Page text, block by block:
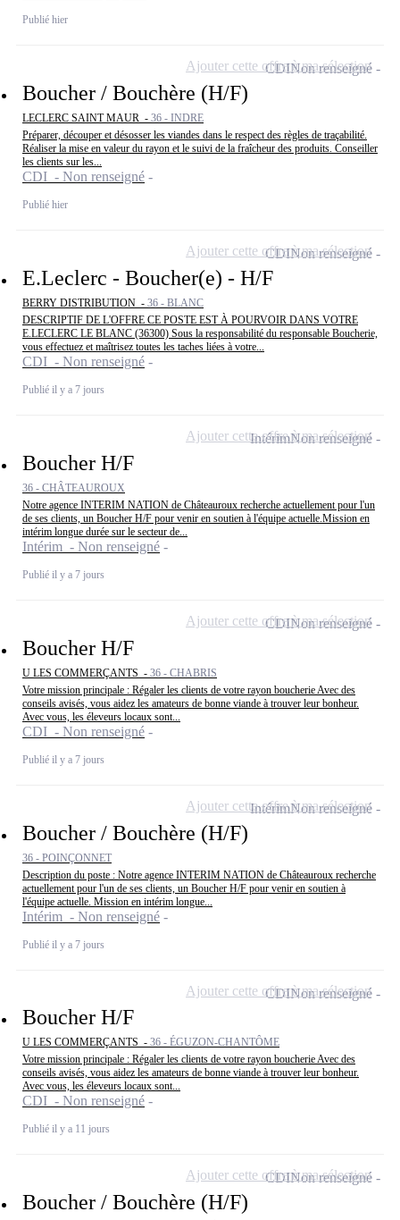
Publié hier
Boucher / Bouchère (H/F)
LECLERC SAINT MAUR - 36 - INDRE
Préparer, découper et désosser les viandes dans le respect des règles de traçabilité.
Réaliser la mise en valeur du rayon et le suivi de la fraîcheur des produits. Conseiller
les clients sur les...
CDI - Non renseigné
Publié hier
CDINon renseigné
Ajouter cette offre à ma sélection
E.Leclerc - Boucher(e) - H/F
BERRY DISTRIBUTION - 36 - BLANC
DESCRIPTIF DE L'OFFRE CE POSTE EST À POURVOIR DANS VOTRE
E.LECLERC LE BLANC (36300) Sous la responsabilité du responsable Boucherie,
vous effectuez et maîtrisez toutes les taches liées à votre...
CDI - Non renseigné
Publié il y a 7 jours
CDINon renseigné
Ajouter cette offre à ma sélection
Boucher H/F
36 - CHÂTEAUROUX
Notre agence INTERIM NATION de Châteauroux recherche actuellement pour l'un
de ses clients, un Boucher H/F pour venir en soutien à l'équipe actuelle.Mission en
intérim longue durée sur le secteur de...
Intérim - Non renseigné
Publié il y a 7 jours
IntérimNon renseigné
Ajouter cette offre à ma sélection
Boucher H/F
U LES COMMERÇANTS - 36 - CHABRIS
Votre mission principale : Régaler les clients de votre rayon boucherie Avec des
conseils avisés, vous aidez les amateurs de bonne viande à trouver leur bonheur.
Avec vous, les éleveurs locaux sont...
CDI - Non renseigné
Publié il y a 7 jours
CDINon renseigné
Ajouter cette offre à ma sélection
Boucher / Bouchère (H/F)
36 - POINÇONNET
Description du poste : Notre agence INTERIM NATION de Châteauroux recherche
actuellement pour l'un de ses clients, un Boucher H/F pour venir en soutien à
l'équipe actuelle. Mission en intérim longue...
Intérim - Non renseigné
Publié il y a 7 jours
IntérimNon renseigné
Ajouter cette offre à ma sélection
Boucher H/F
U LES COMMERÇANTS - 36 - ÉGUZON-CHANTÔME
Votre mission principale : Régaler les clients de votre rayon boucherie Avec des
conseils avisés, vous aidez les amateurs de bonne viande à trouver leur bonheur.
Avec vous, les éleveurs locaux sont...
CDI - Non renseigné
Publié il y a 11 jours
CDINon renseigné
Ajouter cette offre à ma sélection
Boucher / Bouchère (H/F)
CDINon renseigné
Ajouter cette offre à ma sélection